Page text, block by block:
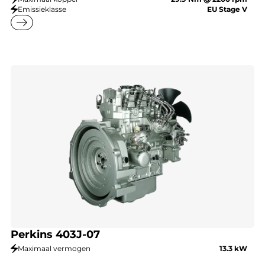
Emissieklasse
EU Stage V
east
Perkins 403J-07
Maximaal vermogen
13.3 kW